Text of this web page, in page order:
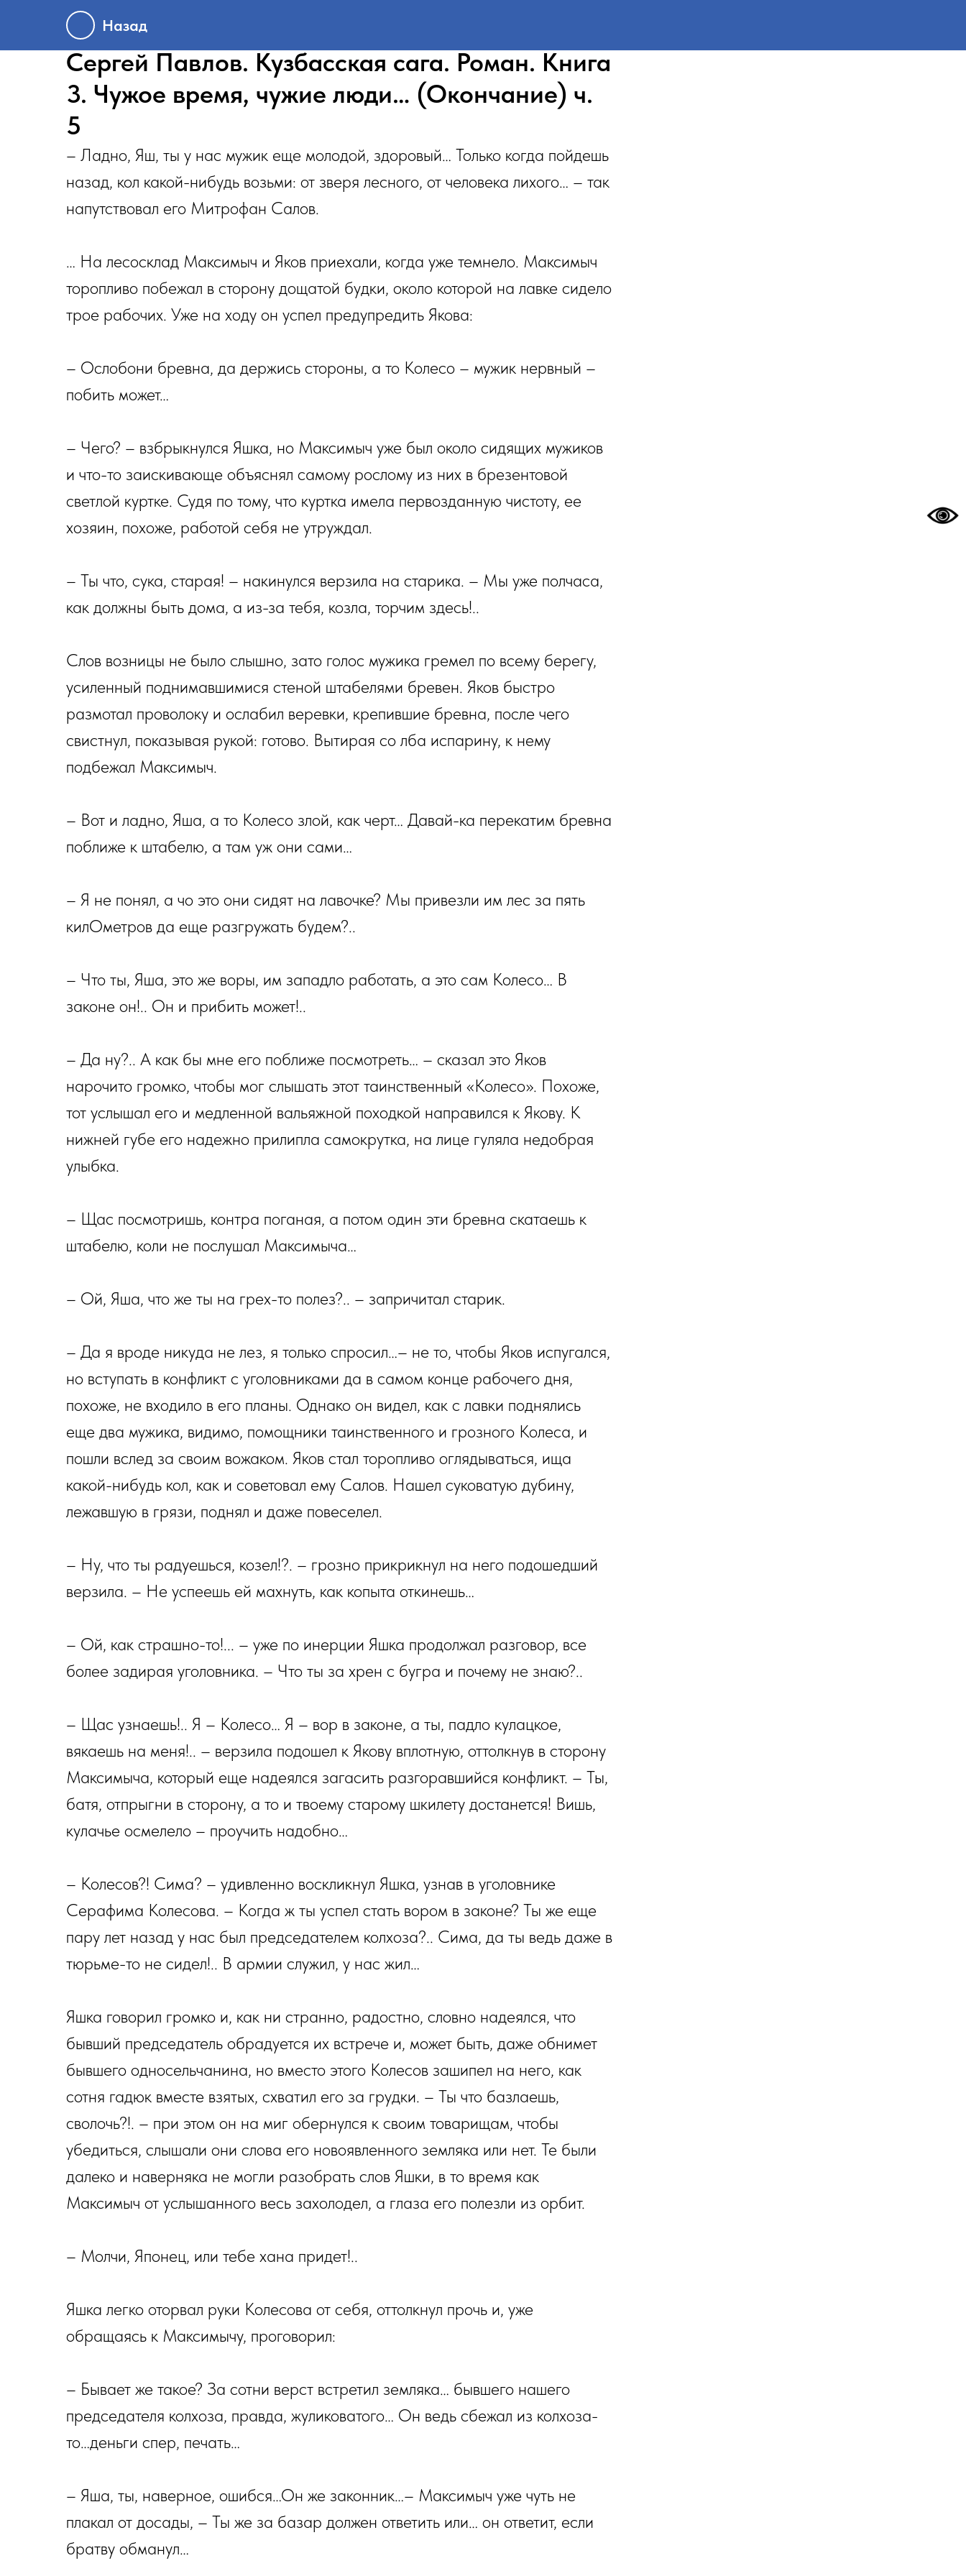
Назад
Сергей Павлов. Кузбасская сага. Роман. Книга
3. Чужое время, чужие люди… (Окончание) ч.
5
– Ладно, Яш, ты у нас мужик еще молодой, здоровый… Только когда пойдешь
назад, кол какой-нибудь возьми: от зверя лесного, от человека лихого… – так
напутствовал его Митрофан Салов.
… На лесосклад Максимыч и Яков приехали, когда уже темнело. Максимыч
торопливо побежал в сторону дощатой будки, около которой на лавке сидело
трое рабочих. Уже на ходу он успел предупредить Якова:
– Ослобони бревна, да держись стороны, а то Колесо – мужик нервный –
побить может…
– Чего? – взбрыкнулся Яшка, но Максимыч уже был около сидящих мужиков
и что-то заискивающе объяснял самому рослому из них в брезентовой
светлой куртке. Судя по тому, что куртка имела первозданную чистоту, ее
хозяин, похоже, работой себя не утруждал.
– Ты что, сука, старая! – накинулся верзила на старика. – Мы уже полчаса,
как должны быть дома, а из-за тебя, козла, торчим здесь!..
Слов возницы не было слышно, зато голос мужика гремел по всему берегу,
усиленный поднимавшимися стеной штабелями бревен. Яков быстро
размотал проволоку и ослабил веревки, крепившие бревна, после чего
свистнул, показывая рукой: готово. Вытирая со лба испарину, к нему
подбежал Максимыч.
– Вот и ладно, Яша, а то Колесо злой, как черт… Давай-ка перекатим бревна
поближе к штабелю, а там уж они сами…
– Я не понял, а чо это они сидят на лавочке? Мы привезли им лес за пять
килОметров да еще разгружать будем?..
– Что ты, Яша, это же воры, им западло работать, а это сам Колесо… В
законе он!.. Он и прибить может!..
– Да ну?.. А как бы мне его поближе посмотреть… – сказал это Яков
нарочито громко, чтобы мог слышать этот таинственный «Колесо». Похоже,
тот услышал его и медленной вальяжной походкой направился к Якову. К
нижней губе его надежно прилипла самокрутка, на лице гуляла недобрая
улыбка.
– Щас посмотришь, контра поганая, а потом один эти бревна скатаешь к
штабелю, коли не послушал Максимыча…
– Ой, Яша, что же ты на грех-то полез?.. – запричитал старик.
– Да я вроде никуда не лез, я только спросил…– не то, чтобы Яков испугался,
но вступать в конфликт с уголовниками да в самом конце рабочего дня,
похоже, не входило в его планы. Однако он видел, как с лавки поднялись
еще два мужика, видимо, помощники таинственного и грозного Колеса, и
пошли вслед за своим вожаком. Яков стал торопливо оглядываться, ища
какой-нибудь кол, как и советовал ему Салов. Нашел суковатую дубину,
лежавшую в грязи, поднял и даже повеселел.
– Ну, что ты радуешься, козел!?. – грозно прикрикнул на него подошедший
верзила. – Не успеешь ей махнуть, как копыта откинешь…
– Ой, как страшно-то!... – уже по инерции Яшка продолжал разговор, все
более задирая уголовника. – Что ты за хрен с бугра и почему не знаю?..
– Щас узнаешь!.. Я – Колесо… Я – вор в законе, а ты, падло кулацкое,
вякаешь на меня!.. – верзила подошел к Якову вплотную, оттолкнув в сторону
Максимыча, который еще надеялся загасить разгоравшийся конфликт. – Ты,
батя, отпрыгни в сторону, а то и твоему старому шкилету достанется! Вишь,
кулачье осмелело – проучить надобно…
– Колесов?! Сима? – удивленно воскликнул Яшка, узнав в уголовнике
Серафима Колесова. – Когда ж ты успел стать вором в законе? Ты же еще
пару лет назад у нас был председателем колхоза?.. Сима, да ты ведь даже в
тюрьме-то не сидел!.. В армии служил, у нас жил…
Яшка говорил громко и, как ни странно, радостно, словно надеялся, что
бывший председатель обрадуется их встрече и, может быть, даже обнимет
бывшего односельчанина, но вместо этого Колесов зашипел на него, как
сотня гадюк вместе взятых, схватил его за грудки. – Ты что базлаешь,
сволочь?!. – при этом он на миг обернулся к своим товарищам, чтобы
убедиться, слышали они слова его новоявленного земляка или нет. Те были
далеко и наверняка не могли разобрать слов Яшки, в то время как
Максимыч от услышанного весь захолодел, а глаза его полезли из орбит.
– Молчи, Японец, или тебе хана придет!..
Яшка легко оторвал руки Колесова от себя, оттолкнул прочь и, уже
обращаясь к Максимычу, проговорил:
– Бывает же такое? За сотни верст встретил земляка… бывшего нашего
председателя колхоза, правда, жуликоватого… Он ведь сбежал из колхоза-
то…деньги спер, печать…
– Яша, ты, наверное, ошибся…Он же законник…– Максимыч уже чуть не
плакал от досады, – Ты же за базар должен ответить или… он ответит, если
братву обманул…